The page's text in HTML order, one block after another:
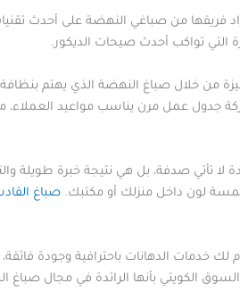
من صباغي النهضة على أحدث تقنيات
التي تواكب أحدث صيحات الديكور.
من خلال صباغ النهضة الذي يهتم
جدول عمل مرن يناسب مواعيد
لا تأتي صدفة، بل هي نتيجة خبرة طويلة
لمسة لون داخل منزلك أو مكتبك.صباغ
خدمات الدهانات باحترافية وجودة
الكويتي بأنها الرائدة في مجال صباغ